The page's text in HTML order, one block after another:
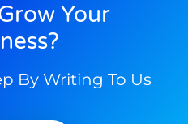
Your
By Writing To Us